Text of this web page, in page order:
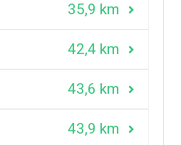
35,9 km
42,4 km
43,6 km
43,9 km